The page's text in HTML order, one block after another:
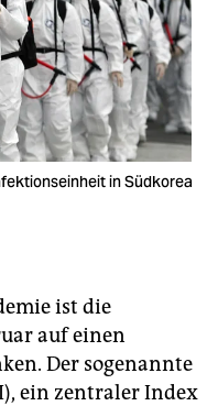
in Südkorea
ist die
auf einen
Der sogenannte
ein zentraler Index